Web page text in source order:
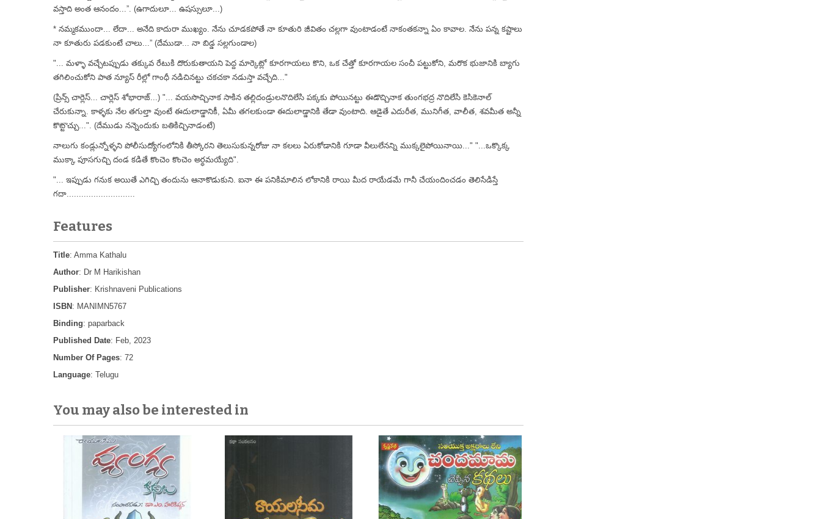
వస్తాది అంత ఆనందం...”. (ఉగాదులూ... ఉషస్సులూ...)
* నమ్మకముందా... లేదా... అనేది కాదురా ముఖ్యం. నేను చూడకపోతే నా కూతురి జీవితం చల్లగా వుంటాడంటే నాకంతకన్నా ఏం కావాల. నేను పన్న కష్టాలు
నా కూతురు పడకుంటే చాలు...” (దేముడా... నా బిడ్డ సల్లగుండాల)
"... మళ్ళా వచ్చేటప్పుడు తక్కువ రేటుకి దొరుకుతాయని పెద్ద మార్కెట్లో కూరగాయలు కొని, ఒక చేత్తో కూరగాయల సంచీ పట్టుకోని, మరొక భుజానికి బ్యాగు
తగిలించుకోని పాత న్యూస్ రీల్లో గాంధీ నడిచినట్టు చకచకా నడుస్తా వచ్చేది..."
(ప్రిన్స్ చార్లెస్... చార్లెస్ శోభారాజ్...) "... వయసొచ్చినాక సాకిన తల్లిదండ్రులనొదిలేసి పక్కకు పోయినట్టు ఈడొచ్చినాక తుంగభద్ర నొదిలేసి కెసికెనాల్
చేరుకున్నా. కాళ్ళకు నేల తగుల్తా వుంటే ఈదులాడ్డానికీ, ఏమీ తగలకుండా ఈదులాడ్డానికి తేడా వుంటాది. ఆడైతే ఎదురీత, మునిగీత, వాలీత, శవమీత అన్నీ
కొట్టొచ్చు...". (దేముడు నన్నెందుకు బతికిచ్చినాడంటే)
నాలుగు కండ్లున్నోళ్ళని పోలీసుద్యోగంలోనికి తీస్కోరని తెలుసుకున్నరోజు నా కలలు ఏరుకోడానికి గూడా వీలులేనన్ని ముక్కలైపోయినాయి..." "...ఒక్కొక్క
ముక్కా పూసగుచ్చి దండ కడితే కొంచెం కొంచెం అర్ధమయ్యేది".
"... ఇప్పుడు గనుక అయితే ఎగిచ్చి తందును ఆనాకొడుకుని. ఐనా ఈ పనికిమాలిన లోకానికి రాయి మీద రాయేడమే గానీ చేయందించడం తెలిసేడిస్తే
గదా............................
Features
Title: Amma Kathalu
Author: Dr M Harikishan
Publisher: Krishnaveni Publications
ISBN : MANIMN5767
Binding: paparback
Published Date: Feb, 2023
Number Of Pages: 72
Language: Telugu
You may also be interested in